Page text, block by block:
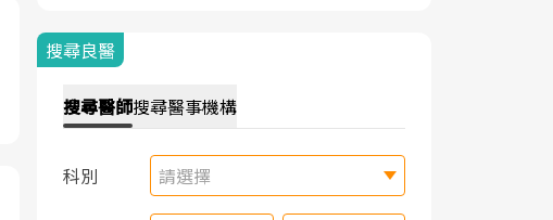
搜尋良醫
搜尋醫師搜尋醫事機構
科別 請選擇